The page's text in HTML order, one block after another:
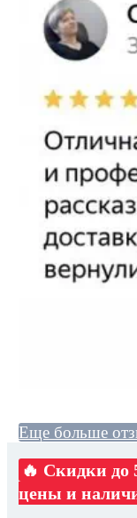
Еще больше
🔥 Скидки до
цены и